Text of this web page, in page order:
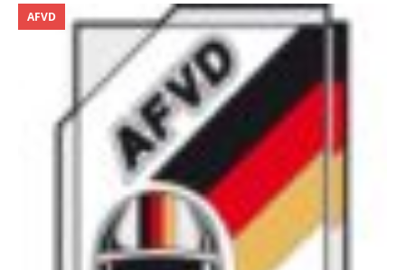
AFVD